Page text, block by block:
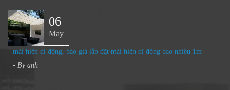
06
May
mái hiên di động, báo giá lắp đặt mái hiên di động bao nhiêu 1m
- By anh